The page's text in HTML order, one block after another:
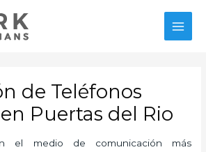
de Teléfonos
Puertas del Rio
el medio de comunicación más